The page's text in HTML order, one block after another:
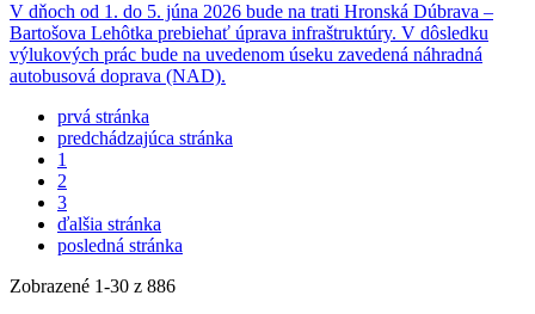
V dňoch od 1. do 5. júna 2026 bude na trati Hronská Dúbrava –
Bartošova Lehôtka prebiehať úprava infraštruktúry. V dôsledku
výlukových prác bude na uvedenom úseku zavedená náhradná
autobusová doprava (NAD).
prvá stránka
predchádzajúca stránka
1
2
3
ďalšia stránka
posledná stránka
Zobrazené 1-30 z 886